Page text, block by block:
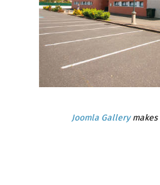
Joomla Gallerymakes